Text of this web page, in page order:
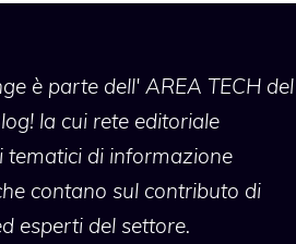
è parte dell' AREA TECH del
la cui rete editoriale
tematici di informazione
contano sul contributo di
esperti del settore.